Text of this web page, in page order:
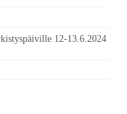
12-13.6.2024